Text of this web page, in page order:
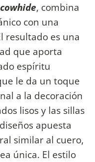
cowhide, combina
con una
resultado es una
que aporta
espíritu
le da un toque
a la decoración
lisos y las sillas
apuesta
similar al cuero,
única. El estilo